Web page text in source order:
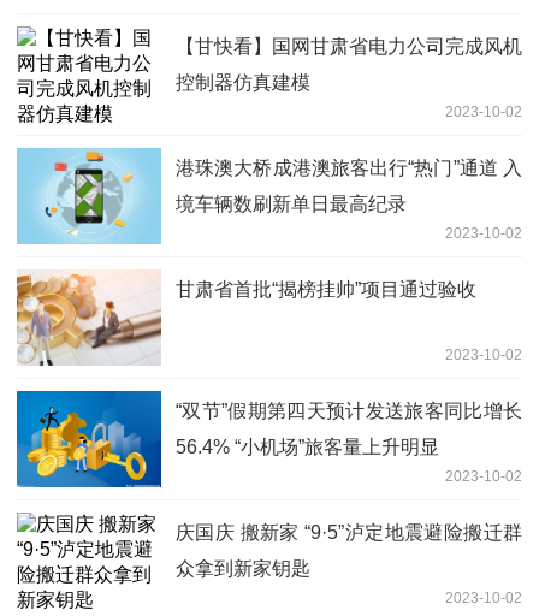
【甘快看】国网甘肃省电力公司完成风机
控制器仿真建模
2023-10-02
港珠澳大桥成港澳旅客出行“热门”通道 入
境车辆数刷新单日最高纪录
2023-10-02
甘肃省首批“揭榜挂帅”项目通过验收
2023-10-02
“双节”假期第四天预计发送旅客同比增长
56.4% “小机场”旅客量上升明显
2023-10-02
庆国庆 搬新家 “9·5”泸定地震避险搬迁群
众拿到新家钥匙
2023-10-02